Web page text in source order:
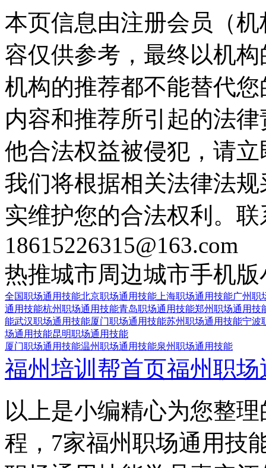
本页信息由注册会员（
容仅供参考，最终以机
机构的推荐都不能替代
内容和推荐所引起的法
他合法权益被侵犯，请
我们将根据相关法律法
实维护您的合法权利。
18615226315@163.com
热推城市周边城市手机版
全国职场通用技能北京职场通用技能 上海职场通用技能广州职
通用技能杭州职场通用技能青岛职场通用技能郑州职场通用技
能武汉职场通用技能厦门职场通用技能苏州职场通用技能宁波
场通用技能昆明职场通用技能
厦门职场通用技能温州职场通用技能泉州职场通用技能
福州培训帮首页福州职
以上是小编精心为您整
程，7家福州职场通用技